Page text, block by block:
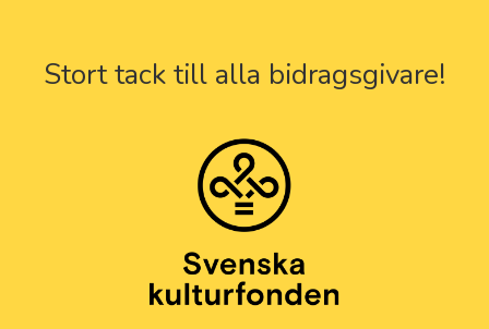
Stort tack till alla bidragsgivare!